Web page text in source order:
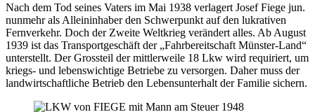
Nach dem Tod seines Vaters im Mai 1938 verlagert Josef Fiege jun.
nunmehr als Alleininhaber den Schwerpunkt auf den lukrativen
Fernverkehr. Doch der Zweite Weltkrieg verändert alles. Ab August
1939 ist das Transportgeschäft der „Fahrbereitschaft Münster-Land“
unterstellt. Der Grossteil der mittlerweile 18 Lkw wird requiriert, um
kriegs- und lebenswichtige Betriebe zu versorgen. Daher muss der
landwirtschaftliche Betrieb den Lebensunterhalt der Familie sichern.